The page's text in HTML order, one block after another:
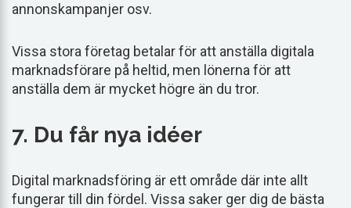
annonskampanjer osv.
Vissa stora företag betalar för att anställa digitala
marknadsförare på heltid, men lönerna för att
anställa dem är mycket högre än du tror.
7. Du får nya idéer
Digital marknadsföring är ett område där inte allt
fungerar till din fördel. Vissa saker ger dig de bästa